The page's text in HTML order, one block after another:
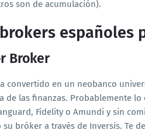
son de acumulación).
españoles
Broker
convertido en un neobanco
de las finanzas. Probablemente
Fidelity o Amundi y sin
bróker a través de Inversis. Te